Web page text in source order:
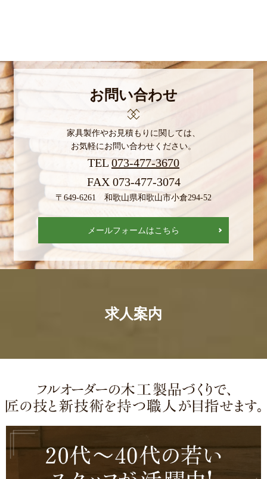
お問い合わせ
家具製作やお見積もりに関しては、
お気軽にお問い合わせください。
TEL073-477-3670
FAX 073-477-3074
〒649-6261 和歌山県和歌山市小倉294-52
メールフォームはこちら
求人案内